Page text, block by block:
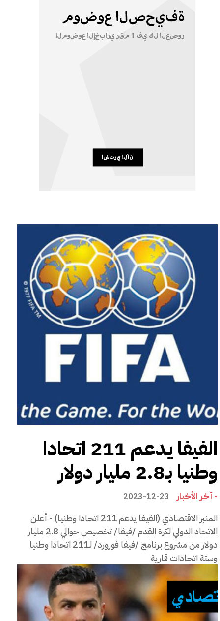
الفيفا يدعم 211 اتحادا
وطنيا بـ2.8 مليار دولار
- آخر الأخبار 2023-12-23
المنبر الاقتصادي (الفيفا يدعم 211 اتحادا وطنيا) - أعلن
الاتحاد الدولي لكرة القدم /فيفا/ تخصيص حوالي 2.8 مليار
دولار من مشروع برنامج /فيفا فورورد/ لـ211 اتحادا وطنيا
وستة اتحادات قارية